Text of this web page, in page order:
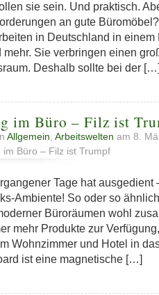
sie sein. Und praktisch.
an gute
in Deutschland in
mehr. Sie verbringen einen
Deshalb sollte bei der
im Büro – Filz ist
Allgemein Arbeitswelten am 8.
Büro – Filz ist Trumpf
Tage hat ausgedient
Ambiente! So oder so
Büroräumen wohl
mehr Produkte zur
Wohnzimmer und Hotel in
ist eine magnetische […]